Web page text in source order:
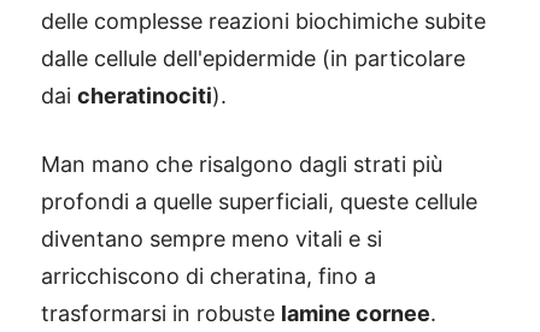
delle complesse reazioni biochimiche subite
dalle cellule dell'epidermide (in particolare
dai cheratinociti).
Man mano che risalgono dagli strati più
profondi a quelle superficiali, queste cellule
diventano sempre meno vitali e si
arricchiscono di cheratina, fino a
trasformarsi in robuste lamine cornee.